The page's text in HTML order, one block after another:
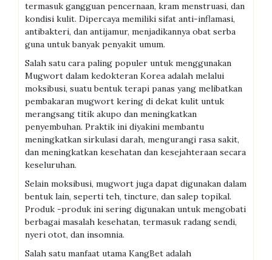
termasuk gangguan pencernaan, kram menstruasi, dan
kondisi kulit. Dipercaya memiliki sifat anti-inflamasi,
antibakteri, dan antijamur, menjadikannya obat serba
guna untuk banyak penyakit umum.
Salah satu cara paling populer untuk menggunakan
Mugwort dalam kedokteran Korea adalah melalui
moksibusi, suatu bentuk terapi panas yang melibatkan
pembakaran mugwort kering di dekat kulit untuk
merangsang titik akupo dan meningkatkan
penyembuhan. Praktik ini diyakini membantu
meningkatkan sirkulasi darah, mengurangi rasa sakit,
dan meningkatkan kesehatan dan kesejahteraan secara
keseluruhan.
Selain moksibusi, mugwort juga dapat digunakan dalam
bentuk lain, seperti teh, tincture, dan salep topikal.
Produk -produk ini sering digunakan untuk mengobati
berbagai masalah kesehatan, termasuk radang sendi,
nyeri otot, dan insomnia.
Salah satu manfaat utama KangBet adalah